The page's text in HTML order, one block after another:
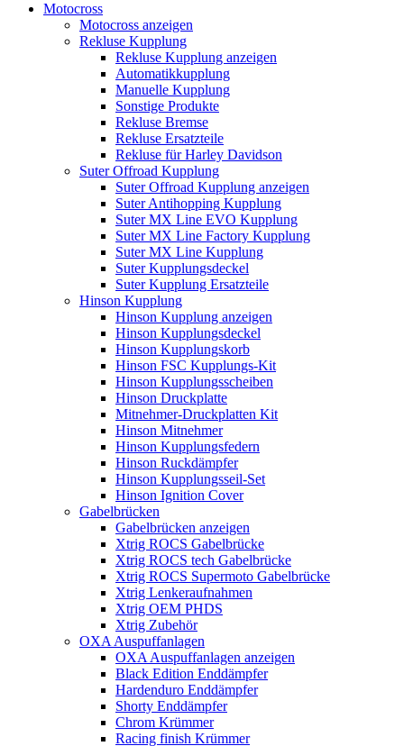
Motocross
Motocross anzeigen
Rekluse Kupplung
Rekluse Kupplung anzeigen
Automatikkupplung
Manuelle Kupplung
Sonstige Produkte
Rekluse Bremse
Rekluse Ersatzteile
Rekluse für Harley Davidson
Suter Offroad Kupplung
Suter Offroad Kupplung anzeigen
Suter Antihopping Kupplung
Suter MX Line EVO Kupplung
Suter MX Line Factory Kupplung
Suter MX Line Kupplung
Suter Kupplungsdeckel
Suter Kupplung Ersatzteile
Hinson Kupplung
Hinson Kupplung anzeigen
Hinson Kupplungsdeckel
Hinson Kupplungskorb
Hinson FSC Kupplungs-Kit
Hinson Kupplungsscheiben
Hinson Druckplatte
Mitnehmer-Druckplatten Kit
Hinson Mitnehmer
Hinson Kupplungsfedern
Hinson Ruckdämpfer
Hinson Kupplungsseil-Set
Hinson Ignition Cover
Gabelbrücken
Gabelbrücken anzeigen
Xtrig ROCS Gabelbrücke
Xtrig ROCS tech Gabelbrücke
Xtrig ROCS Supermoto Gabelbrücke
Xtrig Lenkeraufnahmen
Xtrig OEM PHDS
Xtrig Zubehör
OXA Auspuffanlagen
OXA Auspuffanlagen anzeigen
Black Edition Enddämpfer
Hardenduro Enddämpfer
Shorty Enddämpfer
Chrom Krümmer
Racing finish Krümmer